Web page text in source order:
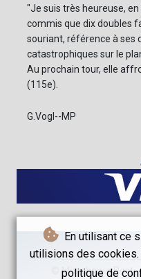
En utilisant ce
utilisions des
politique de
"Je suis très heureuse,
commis que dix doubles
souriant, référence à ses
catastrophiques sur le
Au prochain tour, elle
(115e).
G.Vogl--MP
© Münchener Post